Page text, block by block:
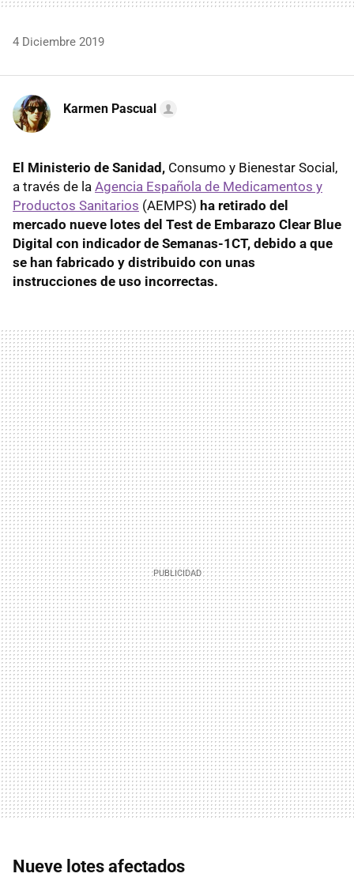
4 Diciembre 2019
Karmen Pascual
El Ministerio de Sanidad, Consumo y Bienestar Social,
a través de la Agencia Española de Medicamentos y
Productos Sanitarios (AEMPS) ha retirado del
mercado nueve lotes del Test de Embarazo Clear Blue
Digital con indicador de Semanas-1CT, debido a que
se han fabricado y distribuido con unas
instrucciones de uso incorrectas.
Nueve lotes afectados